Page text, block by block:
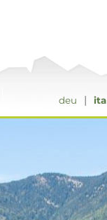
deu | ita